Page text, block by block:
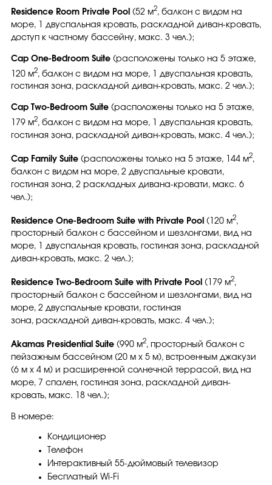
Residence Room Private Pool (52 м2, балкон с видом на
море, 1 двуспальная кровать, раскладной диван-кровать,
доступ к частному бассейну, макс. 3 чел.);
Cap One-Bedroom Suite (расположены только на 5 этаже,
120 м2, балкон с видом на море, 1 двуспальная кровать,
гостиная зона, раскладной диван-кровать, макс. 2 чел.);
Cap Two-Bedroom Suite (расположены только на 5 этаже,
179 м2, балкон с видом на море, 1 двуспальная кровать,
гостиная зона, раскладной диван-кровать, макс. 4 чел.);
Cap Family Suite (расположены только на 5 этаже, 144 м2,
балкон с видом на море, 2 двуспальные кровати,
гостиная зона, 2 раскладных дивана-кровати, макс. 6
чел.);
Residence One-Bedroom Suite with Private Pool (120 м2,
просторный балкон с бассейном и шезлонгами, вид на
море, 1 двуспальная кровать, гостиная зона, раскладной
диван-кровать, макс. 2 чел.);
Residence Two-Bedroom Suite with Private Pool (179 м2,
просторный балкон с бассейном и шезлонгами, вид на
море, 2 двуспальные кровати, гостиная
зона, раскладной диван-кровать, макс. 4 чел.);
Akamas Presidential Suite (990 м2, просторный балкон с
пейзажным бассейном (20 м х 5 м), встроенным джакузи
(6 м х 4 м) и расширенной солнечной террасой, вид на
море, 7 спален, гостиная зона, раскладной диван-
кровать, макс. 18 чел.);
В номере:
Кондиционер
Телефон
Интерактивный 55-дюймовый телевизор
Бесплатный Wi-Fi